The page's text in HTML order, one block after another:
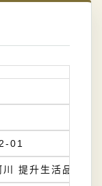
01
提升生活品質